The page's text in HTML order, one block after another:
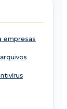
empresas